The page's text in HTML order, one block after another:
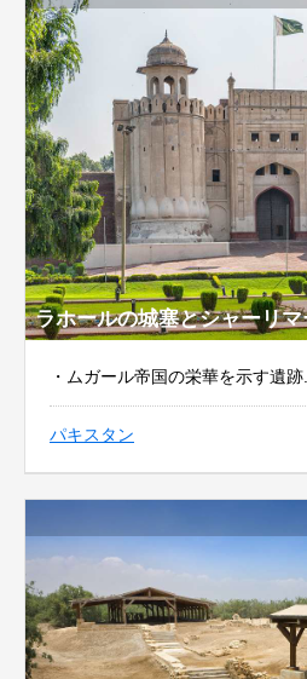
ラホールの城塞とシャーリ
・ムガール帝国の栄華を示す遺跡
パキスタン